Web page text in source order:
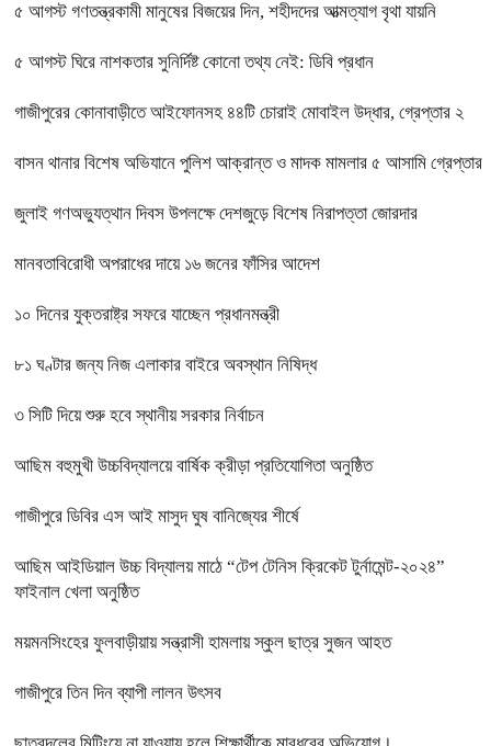
৫ আগস্ট গণতন্ত্রকামী মানুষের বিজয়ের দিন, শহীদদের আত্মত্যাগ বৃথা যায়নি
৫ আগস্ট ঘিরে নাশকতার সুনির্দিষ্ট কোনো তথ্য নেই: ডিবি প্রধান
গাজীপুরের কোনাবাড়ীতে আইফোনসহ ৪৪টি চোরাই মোবাইল উদ্ধার, গ্রেপ্তার ২
বাসন থানার বিশেষ অভিযানে পুলিশ আক্রান্ত ও মাদক মামলার ৫ আসামি গ্রেপ্তার
জুলাই গণঅভ্যুত্থান দিবস উপলক্ষে দেশজুড়ে বিশেষ নিরাপত্তা জোরদার
মানবতাবিরোধী অপরাধের দায়ে ১৬ জনের ফাঁসির আদেশ
১০ দিনের যুক্তরাষ্ট্র সফরে যাচ্ছেন প্রধানমন্ত্রী
৮১ ঘণ্টার জন্য নিজ এলাকার বাইরে অবস্থান নিষিদ্ধ
৩ সিটি দিয়ে শুরু হবে স্থানীয় সরকার নির্বাচন
আছিম বহুমুখী উচ্চবিদ্যালয়ে বার্ষিক ক্রীড়া প্রতিযোগিতা অনুষ্ঠিত
গাজীপুরে ডিবির এস আই মাসুদ ঘুষ বানিজ্যের শীর্ষে
আছিম আইডিয়াল উচ্চ বিদ্যালয় মাঠে “টেপ টেনিস ক্রিকেট টুর্নামেন্ট-২০২৪”
ফাইনাল খেলা অনুষ্ঠিত
ময়মনসিংহের ফুলবাড়ীয়ায় সন্ত্রাসী হামলায় স্কুল ছাত্র সুজন আহত
গাজীপুরে তিন দিন ব্যাপী লালন উৎসব